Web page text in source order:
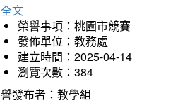
文
榮譽事項：桃園市競賽
發佈單位：教務處
建立時間：2025-04-14
瀏覽次數：384
發布者：教學組